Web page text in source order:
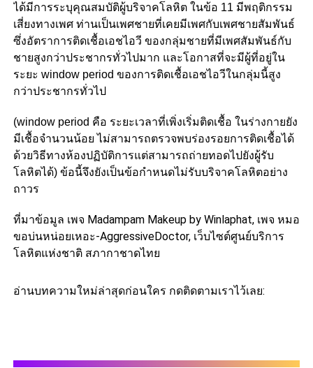
ได้มีการระบุคุณสมบัติผู้บริจาคโลหิต ในข้อ 11 มีพฤติกรรม
เสี่ยงทางเพศ ท่านเป็นเพศชายที่เคยมีเพศกับเพศชายสัมพันธ์
ซึ่งอัตราการติดเชื้อเอชไอวี ของกลุ่มชายที่มีเพศสัมพันธ์กับ
ชายสูงกว่าประชากรทั่วไปมาก และโอกาสที่จะมีผู้ที่อยู่ใน
ระยะ window period ของการติดเชื้อเอชไอวีในกลุ่มนี้สูง
กว่าประชากรทั่วไป
(window period คือ ระยะเวลาที่เพิ่งเริ่มติดเชื้อ ในร่างกายยัง
มีเชื้อจำนวนน้อย ไม่สามารถตรวจพบร่องรอยการติดเชื้อได้
ด้วยวิธีทางห้องปฏิบัติการแต่สามารถถ่ายทอดไปยังผู้รับ
โลหิตได้) ข้อนี้จึงยังเป็นข้อกำหนดไม่รับบริจาคโลหิตอย่าง
ถาวร
ที่มาข้อมูล เพจ Madampam Makeup by Winlaphat, เพจ หมอ
ขอบ่นหน่อยเหอะ-AggressiveDoctor, เว็บไซต์ศูนย์บริการ
โลหิตแห่งชาติ สภากาชาดไทย
อ่านบทความใหม่ล่าสุดก่อนใคร กดติดตามเราไว้เลย: